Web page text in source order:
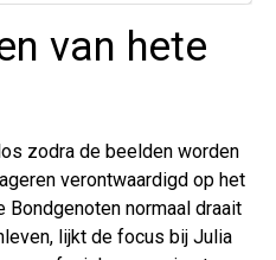
van hete
zodra de beelden worden
verontwaardigd op het
Bondgenoten normaal draait
lijkt de focus bij Julia